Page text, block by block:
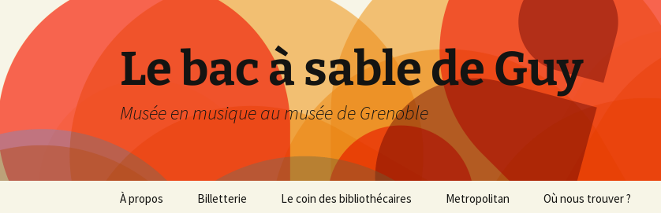
Le bac à sable de Guy
Musée en musique au musée de Grenoble
Aller
À propos Billetterie Le coin des bibliothécaires Metropolitan Où nous trouver ?